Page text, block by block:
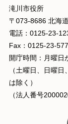
滝川市役所
〒073-8686 北海
電話：0125-23-
Fax：0125-23-
開庁時間：月曜日
（土曜日、日曜
は除く）
（法人番号